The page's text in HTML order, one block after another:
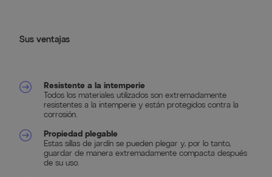
Sus ventajas
Resistente a la intemperie
Todos los materiales utilizados son extremadamente
resistentes a la intemperie y están protegidos contra la
corrosión.
Propiedad plegable
Estas sillas de jardín se pueden plegar y, por lo tanto,
guardar de manera extremadamente compacta después
de su uso.